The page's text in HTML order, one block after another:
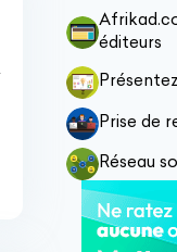
éditeurs
Prise de
Réseau